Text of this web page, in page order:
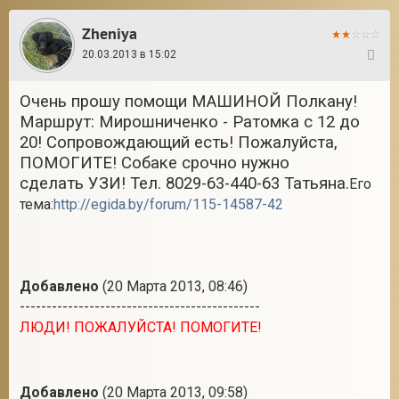
Zheniya
20.03.2013 в 15:02
Очень прошу помощи МАШИНОЙ Полкану!
Маршрут: Мирошниченко - Ратомка с 12 до
20! Сопровождающий есть! Пожалуйста,
ПОМОГИТЕ! Собаке срочно нужно
сделать УЗИ! Тел. 8029-63-440-63 Татьяна.Его
тема:http://egida.by/forum/115-14587-42
Добавлено (20 Марта 2013, 08:46)
---------------------------------------------
ЛЮДИ! ПОЖАЛУЙСТА! ПОМОГИТЕ!
Добавлено (20 Марта 2013, 09:58)